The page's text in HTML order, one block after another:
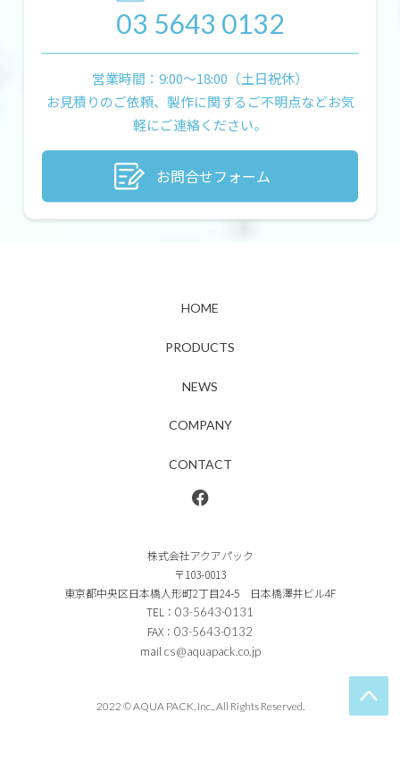
03 5643 0132
営業時間：9:00〜18:00（土日祝休）
お見積りのご依頼、製作に関するご不明点などお気
軽にご連絡ください。
お問合せフォーム
株式会社アクアパック
〒103-0013
東京都中央区日本橋人形町2丁目24-5 日本橋澤井ビル4F
TEL： 03-5643-0131
FAX： 03-5643-0132
mail cs@aquapack.co.jp
HOME
PRODUCTS
NEWS
COMPANY
CONTACT
2022 © AQUA PACK, Inc., All Rights Reserved.